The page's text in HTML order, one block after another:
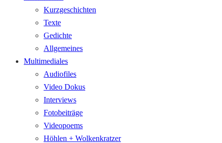
Kurzgeschichten
Texte
Gedichte
Allgemeines
Multimediales
Audiofiles
Video Dokus
Interviews
Fotobeiträge
Videopoems
Höhlen + Wolkenkratzer